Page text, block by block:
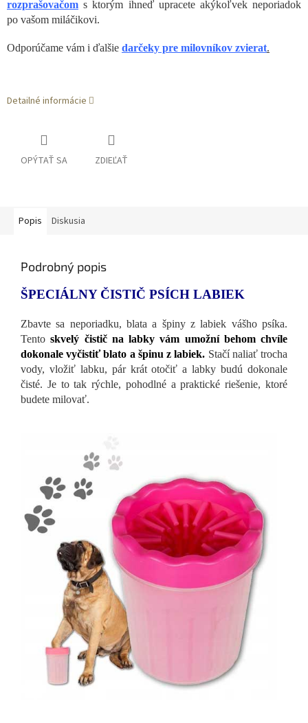
rozprašovačom s ktorým ihneď upracete akýkoľvek neporiadok
po vašom miláčikovi.
Odporúčame vám i ďalšie darčeky pre milovníkov zvierat.
Detailné informácie
OPÝTAŤ SA ZDIEĽAŤ
Popis Diskusia
Podrobný popis
ŠPECIÁLNY ČISTIČ PSÍCH LABIEK
Zbavte sa neporiadku, blata a špiny z labiek vášho psíka.
Tentoskvelý čistič na labky vám umožní behom chvíle
dokonale vyčistiť blato a špinu z labiek. Stačí naliať trocha
vody, vložiť labku, pár krát otočiť a labky budú dokonale
čisté. Je to tak rýchle, pohodlné a praktické riešenie, ktoré
budete milovať.